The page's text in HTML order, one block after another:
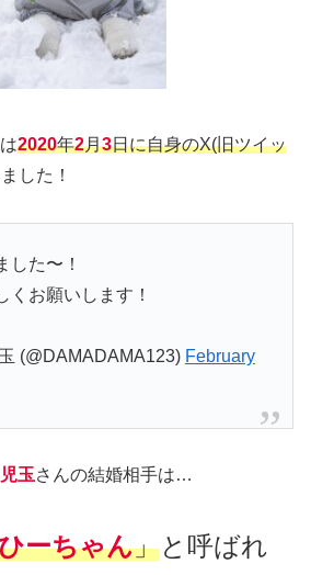
2020年2月3日に自身のX(旧ツイッ
した！
した〜！
くお願いします！
(@DAMADAMA123) February
玉さんの結婚相手は…
ーちゃん」と呼ばれ